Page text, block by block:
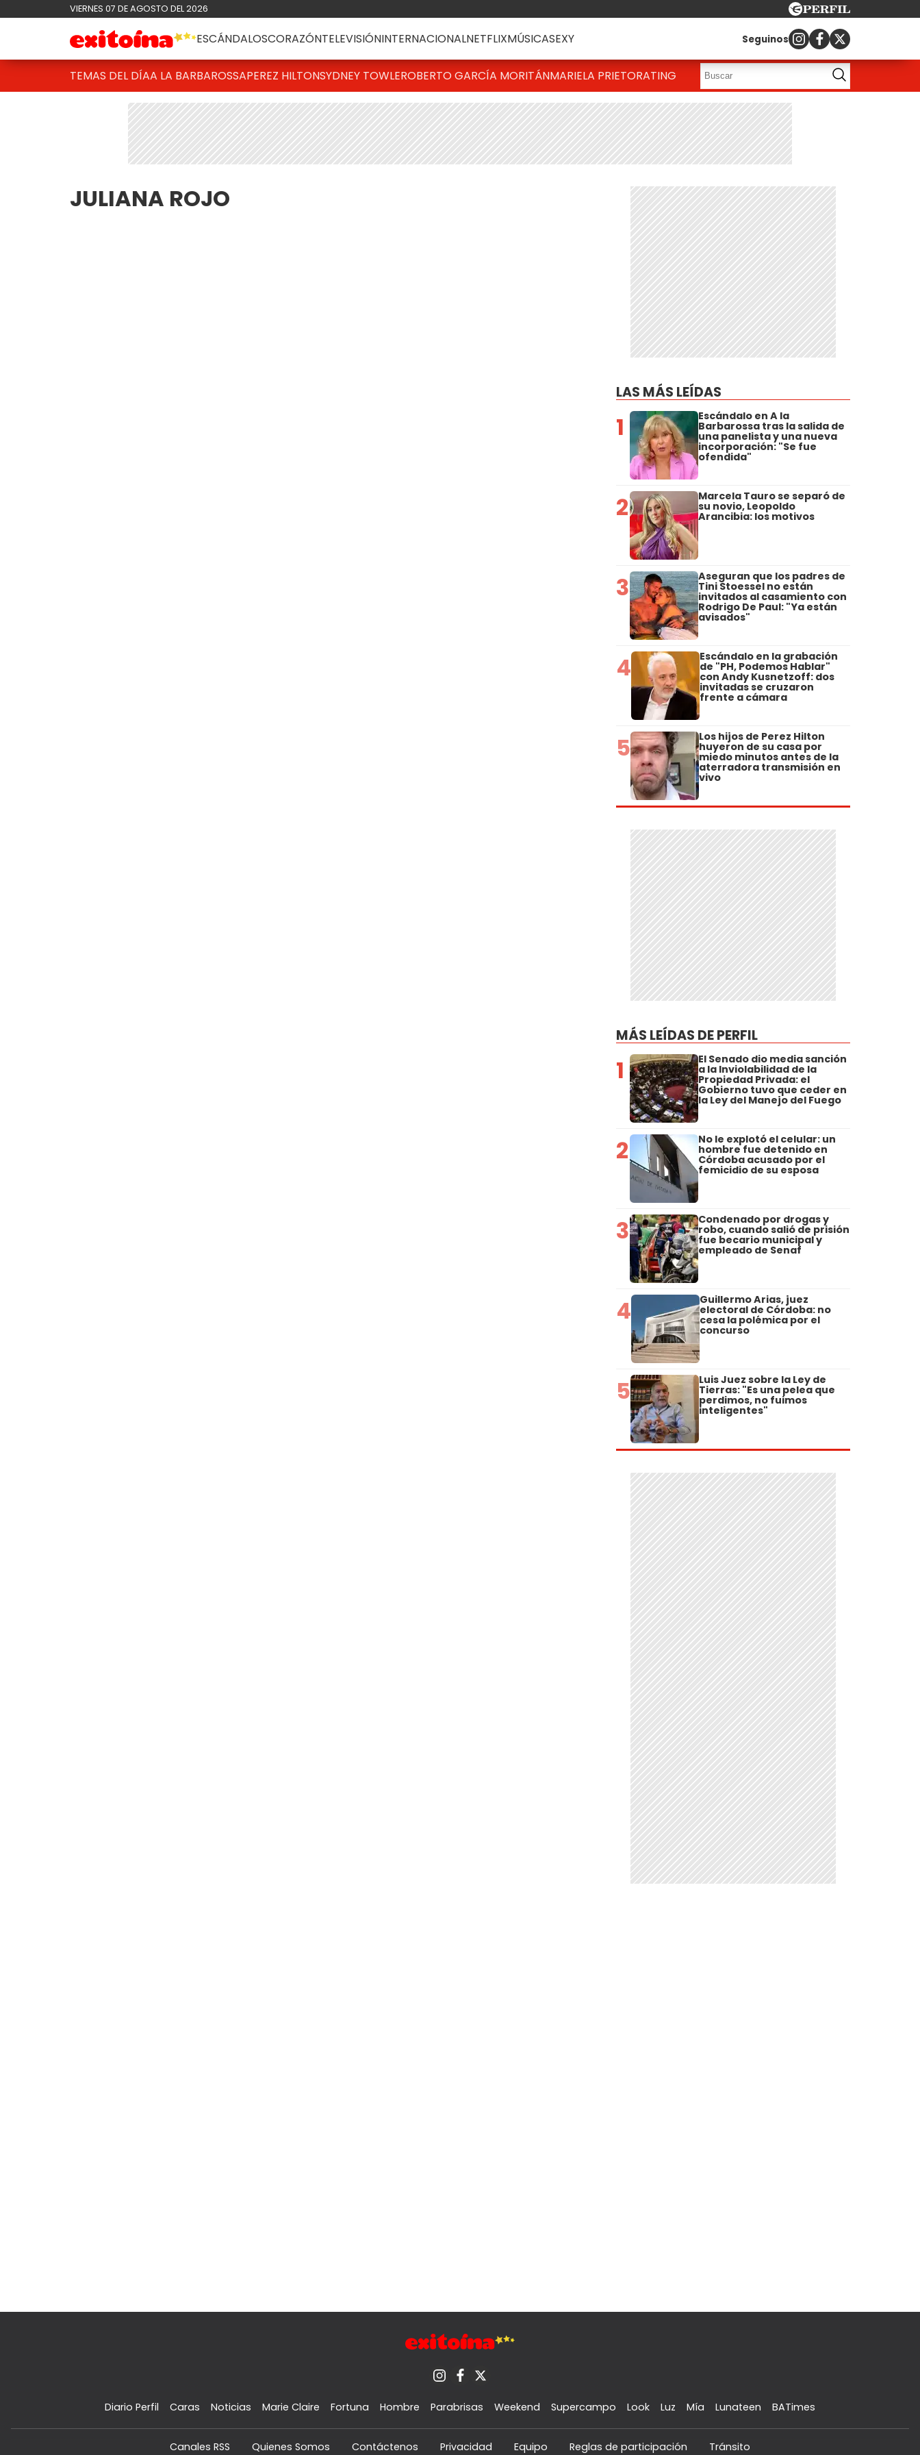
VIERNES 07 DE AGOSTO DEL 2026
ESCÁNDALOSCORAZÓNTELEVISIÓNINTERNACIONALNETFLIXMÚSICASEXY Seguinos
TEMAS DEL DÍAA LA BARBAROSSAPEREZ HILTONSYDNEY TOWLEROBERTO GARCÍA MORITÁNMARIELA PRIETORATING
JULIANA ROJO
LAS MÁS LEÍDAS
1 Escándalo en A la
Barbarossa tras la salida de
una panelista y una nueva
incorporación: "Se fue
ofendida"
2 Marcela Tauro se separó de
su novio, Leopoldo
Arancibia: los motivos
3 Aseguran que los padres de
Tini Stoessel no están
invitados al casamiento con
Rodrigo De Paul: "Ya están
avisados"
4 Escándalo en la grabación
de "PH, Podemos Hablar"
con Andy Kusnetzoff: dos
invitadas se cruzaron
frente a cámara
5 Los hijos de Perez Hilton
huyeron de su casa por
miedo minutos antes de la
aterradora transmisión en
vivo
MÁS LEÍDAS DE PERFIL
1 El Senado dio media sanción
a la Inviolabilidad de la
Propiedad Privada: el
Gobierno tuvo que ceder en
la Ley del Manejo del Fuego
2 No le explotó el celular: un
hombre fue detenido en
Córdoba acusado por el
femicidio de su esposa
3 Condenado por drogas y
robo, cuando salió de prisión
fue becario municipal y
empleado de Senaf
4 Guillermo Arias, juez
electoral de Córdoba: no
cesa la polémica por el
concurso
5 Luis Juez sobre la Ley de
Tierras: "Es una pelea que
perdimos, no fuimos
inteligentes"
Diario Perfil Caras Noticias Marie Claire Fortuna Hombre Parabrisas Weekend Supercampo Look Luz Mía Lunateen BATimes
Canales RSS Quienes Somos Contáctenos Privacidad Equipo Reglas de participación Tránsito